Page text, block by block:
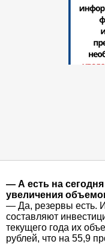
— А есть на
увеличения
— Да, резервы есть.
составляют
текущего года их
рублей, что на 55,9